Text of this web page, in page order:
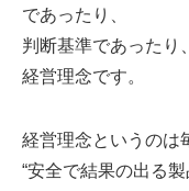
であったり、
判断基準であったり
経営理念です。
経営理念というのは
“安全で結果の出る